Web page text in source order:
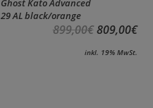
Ghost Kato Advanced
29 AL black/orange
899,00€ 809,00€
inkl. 19% MwSt.